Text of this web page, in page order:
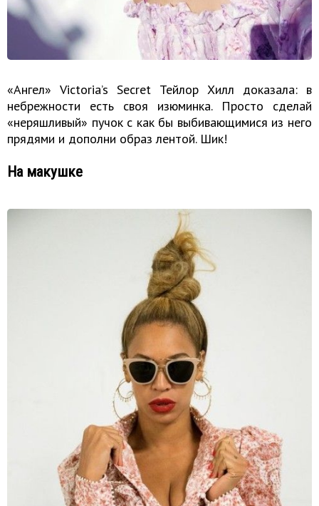
«Ангел» Victoria’s Secret Тейлор Хилл доказала: в
небрежности есть своя изюминка. Просто сделай
«неряшливый» пучок с как бы выбивающимися из него
прядями и дополни образ лентой. Шик!
На макушке